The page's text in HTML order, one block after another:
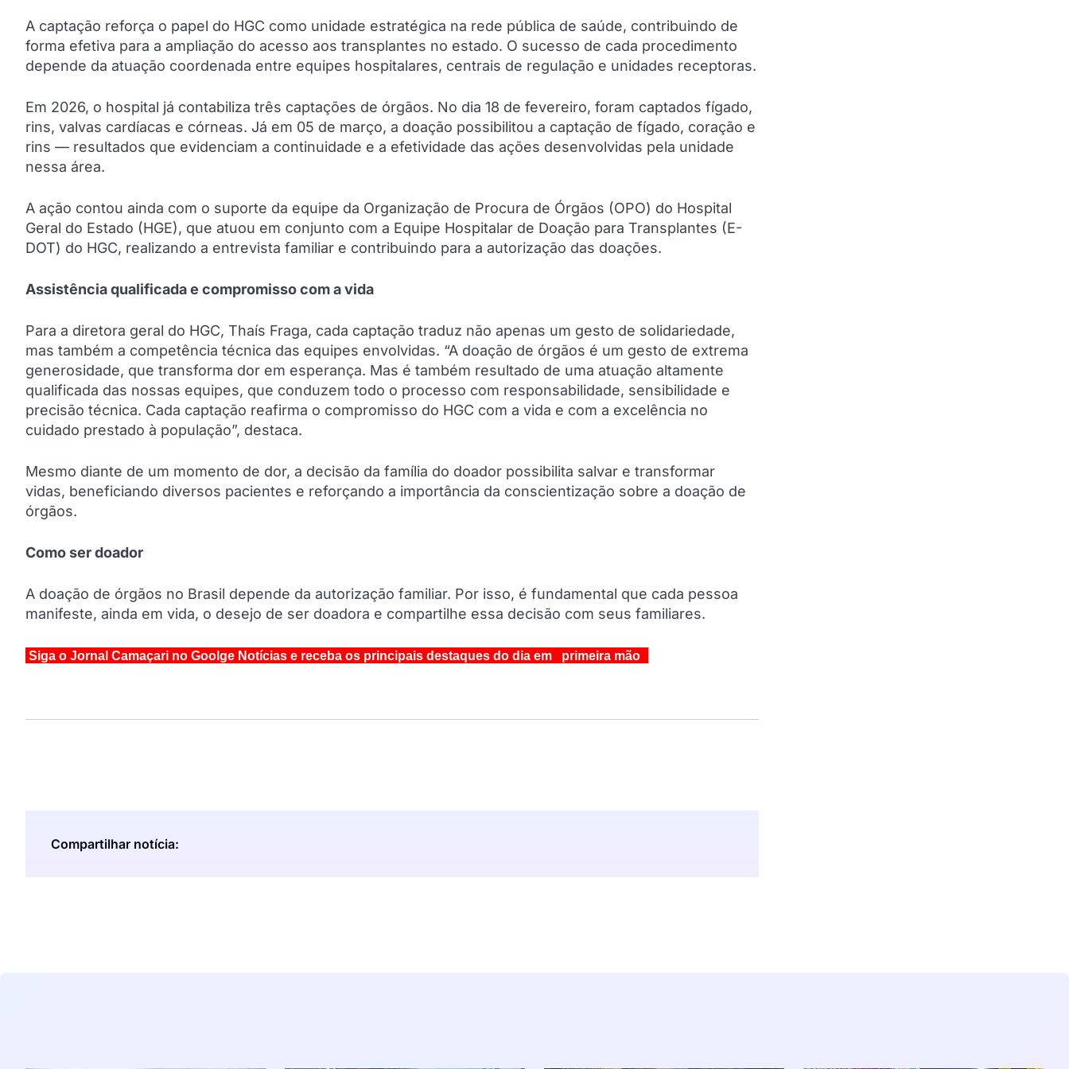
A captação reforça o papel do HGC como unidade estratégica na rede pública de saúde, contribuindo de
forma efetiva para a ampliação do acesso aos transplantes no estado. O sucesso de cada procedimento
depende da atuação coordenada entre equipes hospitalares, centrais de regulação e unidades receptoras.
Em 2026, o hospital já contabiliza três captações de órgãos. No dia 18 de fevereiro, foram captados fígado,
rins, valvas cardíacas e córneas. Já em 05 de março, a doação possibilitou a captação de fígado, coração e
rins — resultados que evidenciam a continuidade e a efetividade das ações desenvolvidas pela unidade
nessa área.
A ação contou ainda com o suporte da equipe da Organização de Procura de Órgãos (OPO) do Hospital
Geral do Estado (HGE), que atuou em conjunto com a Equipe Hospitalar de Doação para Transplantes (E-
DOT) do HGC, realizando a entrevista familiar e contribuindo para a autorização das doações.
Assistência qualificada e compromisso com a vida
Para a diretora geral do HGC, Thaís Fraga, cada captação traduz não apenas um gesto de solidariedade,
mas também a competência técnica das equipes envolvidas. “A doação de órgãos é um gesto de extrema
generosidade, que transforma dor em esperança. Mas é também resultado de uma atuação altamente
qualificada das nossas equipes, que conduzem todo o processo com responsabilidade, sensibilidade e
precisão técnica. Cada captação reafirma o compromisso do HGC com a vida e com a excelência no
cuidado prestado à população”, destaca.
Mesmo diante de um momento de dor, a decisão da família do doador possibilita salvar e transformar
vidas, beneficiando diversos pacientes e reforçando a importância da conscientização sobre a doação de
órgãos.
Como ser doador
A doação de órgãos no Brasil depende da autorização familiar. Por isso, é fundamental que cada pessoa
manifeste, ainda em vida, o desejo de ser doadora e compartilhe essa decisão com seus familiares.
Siga o Jornal Camaçari no Goolge Notícias e receba os principais destaques do dia em primeira mão
Compartilhar notícia: